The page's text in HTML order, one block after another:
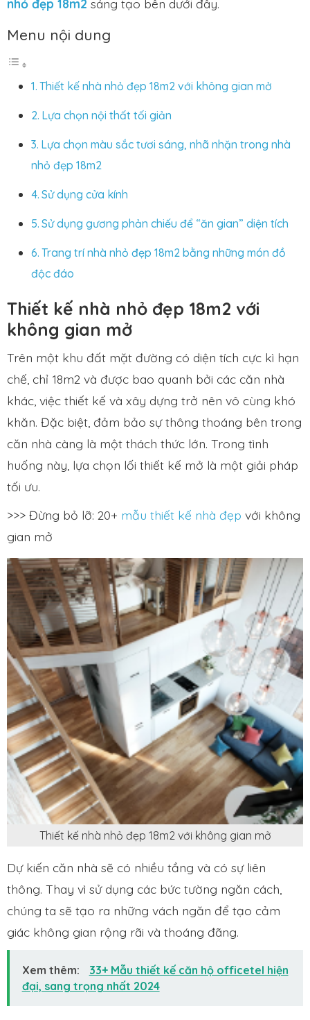
nhỏ đẹp 18m2 sáng tạo bên dưới đây.
Menu nội dung
Thiết kế nhà nhỏ đẹp 18m2 với không gian mở
Lựa chọn nội thất tối giản
Lựa chọn màu sắc tươi sáng, nhã nhặn trong nhà
nhỏ đẹp 18m2
Sử dụng cửa kính
Sử dụng gương phản chiếu để “ăn gian” diện tích
Trang trí nhà nhỏ đẹp 18m2 bằng những món đồ
độc đáo
Thiết kế nhà nhỏ đẹp 18m2 với
không gian mở
Trên một khu đất mặt đường có diện tích cực kì hạn
chế, chỉ 18m2 và được bao quanh bởi các căn nhà
khác, việc thiết kế và xây dựng trở nên vô cùng khó
khăn. Đặc biệt, đảm bảo sự thông thoáng bên trong
căn nhà càng là một thách thức lớn. Trong tình
huống này, lựa chọn lối thiết kế mở là một giải pháp
tối ưu.
>>> Đừng bỏ lỡ: 20+ mẫu thiết kế nhà đẹp với không
gian mở
Thiết kế nhà nhỏ đẹp 18m2 với không gian mở
Dự kiến căn nhà sẽ có nhiều tầng và có sự liên
thông. Thay vì sử dụng các bức tường ngăn cách,
chúng ta sẽ tạo ra những vách ngăn để tạo cảm
giác không gian rộng rãi và thoáng đãng.
Xem thêm:
33+ Mẫu thiết kế căn hộ officetel hiện
đại, sang trọng nhất 2024